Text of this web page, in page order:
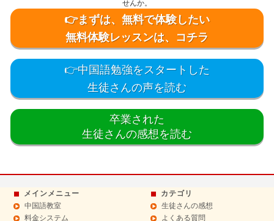
せんか。
👉まずは、無料で体験したい
無料体験レッスンは、コチラ
👉中国語勉強をスタートした
生徒さんの声を読む
卒業された
生徒さんの感想を読む
メインメニュー
中国語教室
料金システム
カテゴリ
生徒さんの感想
よくある質問